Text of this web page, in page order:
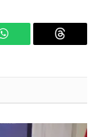
WhatsApp Threads